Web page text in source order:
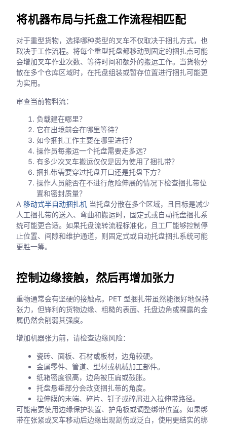
将机器布局与托盘工作流程相匹配
对于重型货物，选择哪种类型的叉车不仅取决于捆扎方式，也
取决于工作流程。将每个重型托盘都移动到固定的捆扎点可能
会增加叉车作业次数、等待时间和额外的搬运工作。当货物分
散在多个仓库区域时，在托盘组装或暂存位置进行捆扎可能更
为实用。
审查当前物料流：
负载建在哪里？
它在出境前会在哪里等待？
如今捆扎工作主要在哪里进行？
操作员每搬运一个托盘需要走多远？
有多少次叉车搬运仅仅是因为使用了捆扎带？
捆扎带需要穿过托盘开口还是托盘下方？
操作人员能否在不进行危险伸展的情况下检查捆扎带位
置和密封质量？
A移动式半自动捆扎机 当托盘分散在多个区域，且目标是减少
人工捆扎带的送入、弯曲和搬运时，固定式或自动托盘捆扎系
统可能更合适。如果托盘流转流程标准化，且工厂能够控制停
止位置、间隙和维护通道，则固定式或自动托盘捆扎系统可能
更胜一筹。
控制边缘接触，然后再增加张力
重物通常会有坚硬的接触点。PET 型捆扎带虽然能很好地保持
张力，但锋利的货物边缘、粗糙的表面、托盘边角或裸露的金
属仍然会削弱其强度。
增加机器张力前，请检查边缘风险：
瓷砖、面板、石材或板材，边角较硬。
金属零件、管道、型材或机械加工部件。
纸箱密度很高，边角被压扁或鼓胀。
托盘悬垂部分会改变捆扎带的角度。
拉伸膜的末端、碎片、钉子或碎屑进入拉伸带路径。
可能需要使用边缘保护装置、护角板或调整绑带位置。如果绑
带在张紧或叉车移动后边缘出现割伤或泛白，使用更结实的绑